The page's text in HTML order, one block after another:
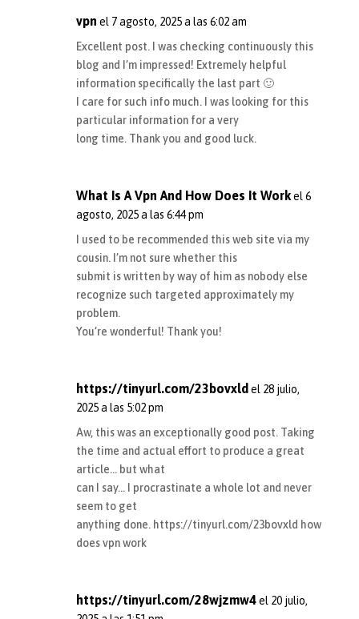
vpn el 7 agosto, 2025 a las 6:02 am
Excellent post. I was checking continuously this
blog and I’m impressed! Extremely helpful
information specifically the last part 🙂
I care for such info much. I was looking for this
particular information for a very
long time. Thank you and good luck.
What Is A Vpn And How Does It Work el 6
agosto, 2025 a las 6:44 pm
I used to be recommended this web site via my
cousin. I’m not sure whether this
submit is written by way of him as nobody else
recognize such targeted approximately my
problem.
You’re wonderful! Thank you!
https://tinyurl.com/23bovxld el 28 julio,
2025 a las 5:02 pm
Aw, this was an exceptionally good post. Taking
the time and actual effort to produce a great
article… but what
can I say… I procrastinate a whole lot and never
seem to get
anything done. https://tinyurl.com/23bovxld how
does vpn work
https://tinyurl.com/28wjzmw4 el 20 julio,